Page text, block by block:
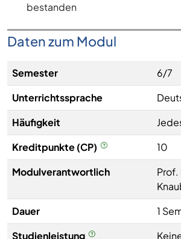
bestanden
Daten zum Modul
Semester
6/7
Unterrichtssprache
Häufigkeit
Kreditpunkte (CP)
10
Modulverantwortlich
Prof.
Dauer
1
Studienleistung